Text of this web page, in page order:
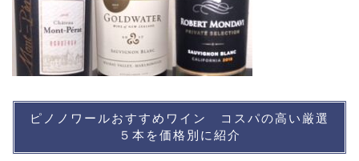
ピノノワールおすすめワイン コスパの高い厳選
５本を価格別に紹介